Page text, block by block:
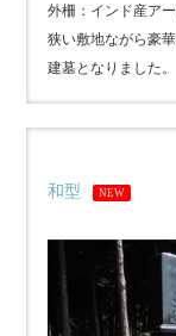
外柵：インド産ア
狭い敷地ながら豪
建墓となりました。
和型 NEW